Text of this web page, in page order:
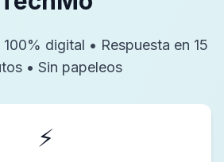
digital • Respuesta en 15
• Sin papeleos
⚡